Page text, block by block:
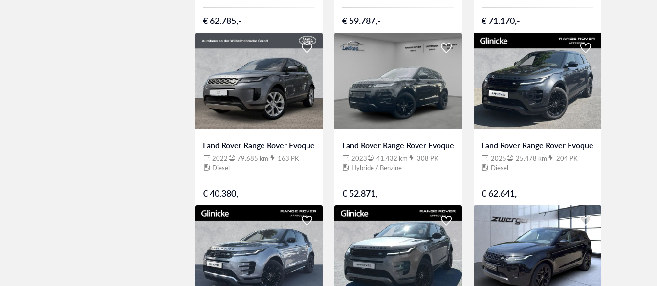
€ 62.785,- € 59.787,- € 71.170,-
Land Rover Range Rover Evoque
2022 79.685 km
163 PK
Diesel
€ 40.380,-
Land Rover Range Rover Evoque
2023 41.432 km
308 PK
Hybride / Benzine
€ 52.871,-
Land Rover Range Rover Evoque
2025 25.478 km
204 PK
Diesel
€ 62.641,-